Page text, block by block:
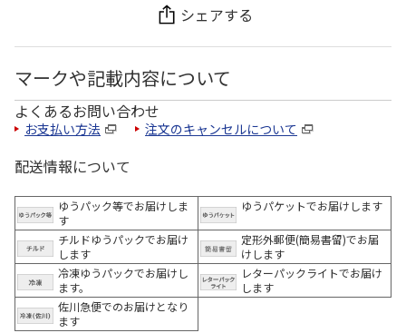
シェアする
マークや記載内容について
よくあるお問い合わせ
お支払い方法 注文のキャンセルについて
配送情報について
ゆうパック等でお届けしま
す
ゆうパケットでお届けします
チルドゆうパックでお届け
します
定形外郵便(簡易書留)でお届
けします
冷凍ゆうパックでお届けし
ます。
レターパックライトでお届け
します
佐川急便でのお届けとなり
ます